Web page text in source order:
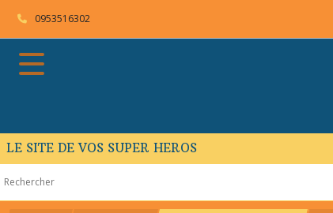
0953516302
LE SITE DE VOS SUPER HEROS